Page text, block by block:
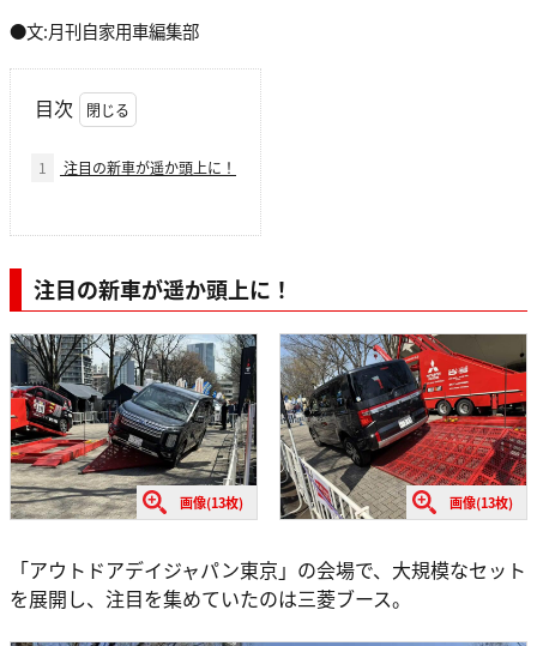
●文:月刊自家用車編集部
目次
1 注目の新車が遥か頭上に！
注目の新車が遥か頭上に！
画像(13枚) 画像(13枚)
「アウトドアデイジャパン東京」の会場で、大規模なセット
を展開し、注目を集めていたのは三菱ブース。